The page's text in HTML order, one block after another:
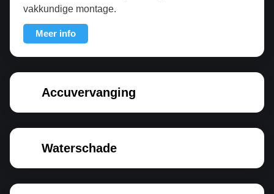
vakkundige montage.
Meer info
Accuvervanging
Waterschade